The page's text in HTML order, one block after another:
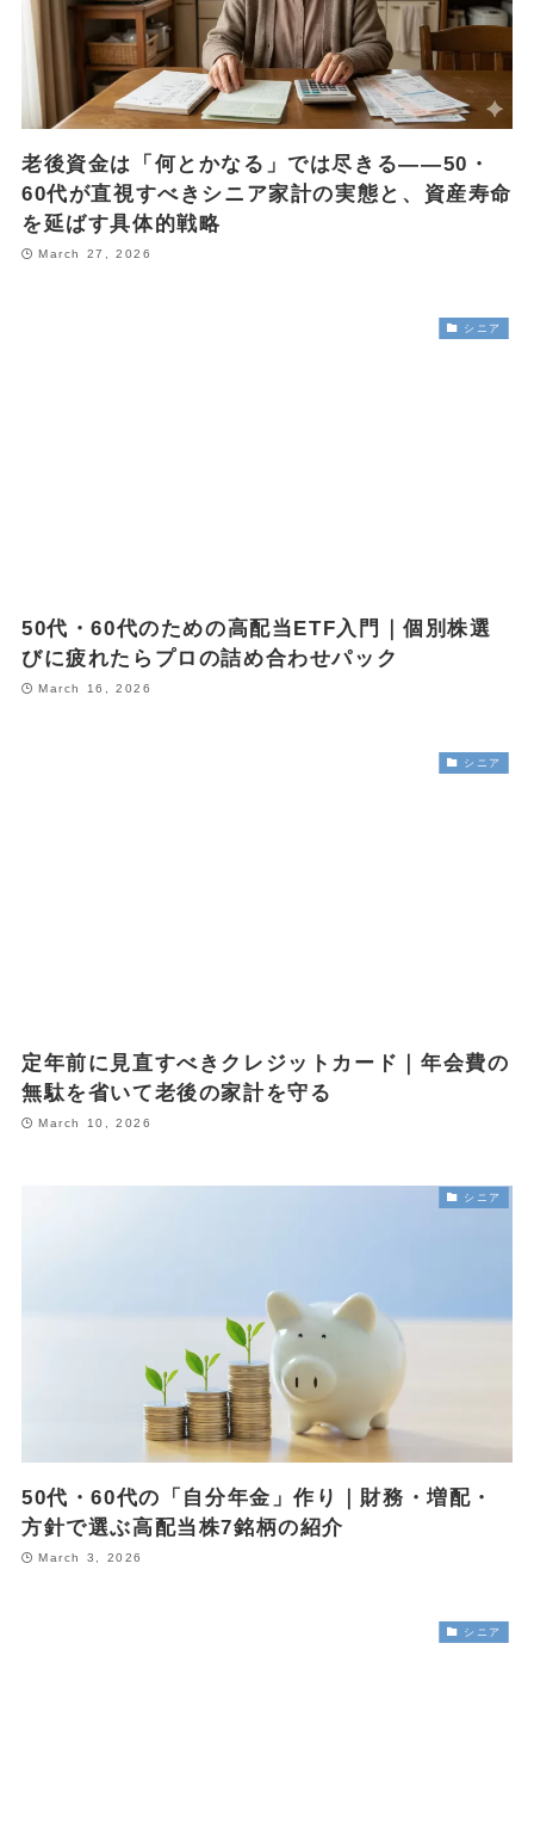
老後資金は「何とかなる」では尽きる——50・
60代が直視すべきシニア家計の実態と、資産寿命
を延ばす具体的戦略
March 27, 2026
シニア
50代・60代のための高配当ETF入門｜個別株選
びに疲れたらプロの詰め合わせパック
March 16, 2026
シニア
定年前に見直すべきクレジットカード｜年会費の
無駄を省いて老後の家計を守る
March 10, 2026
シニア
50代・60代の「自分年金」作り｜財務・増配・
方針で選ぶ高配当株7銘柄の紹介
March 3, 2026
シニア